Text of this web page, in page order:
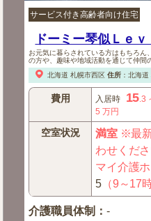
サービス付き高齢者向け住宅
ドーミー琴似Ｌｅｖ
お元気に暮らされている方はもちろん
の方や、趣味や地域活動を通じて仲間
北海道 札幌市西区 住所： 北海道
費用 入居時 15.3
5 万円
空室状況 満室※最新
わせくだ
マイ介護
5 （9～17
介護職員体制 ：-